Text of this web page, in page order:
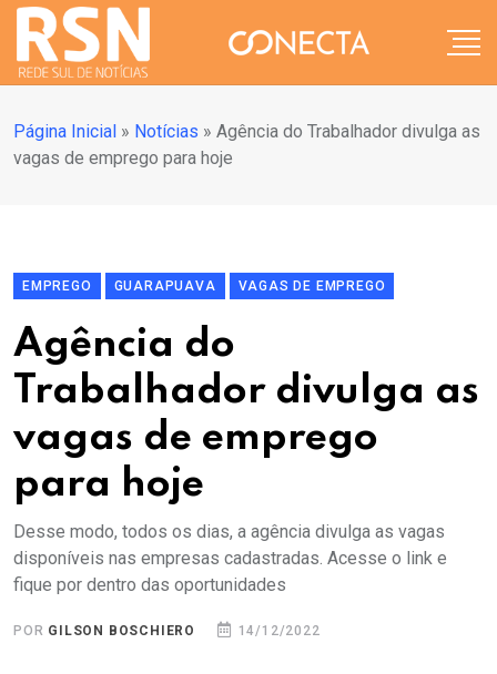
Página Inicial » Notícias » Agência do Trabalhador divulga as
vagas de emprego para hoje
EMPREGO GUARAPUAVA VAGAS DE EMPREGO
Agência do
Trabalhador divulga as
vagas de emprego
para hoje
Desse modo, todos os dias, a agência divulga as vagas
disponíveis nas empresas cadastradas. Acesse o link e
fique por dentro das oportunidades
POR GILSON BOSCHIERO 14/12/2022